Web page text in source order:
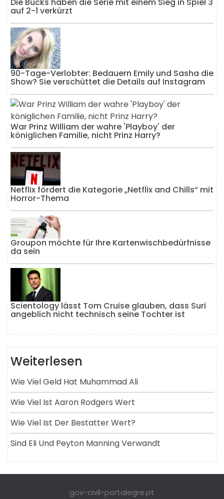
auf 2-1 verkürzt
90-Tage-Verlobter: Bedauern Emily und Sasha die
Show? Sie verschüttet die Details auf Instagram
War Prinz William der wahre 'Playboy' der
königlichen Familie, nicht Prinz Harry?
Netflix fördert die Kategorie „Netflix and Chills“ mit
Horror-Thema
Groupon möchte für Ihre Kartenwischbedürfnisse
da sein
Scientology lässt Tom Cruise glauben, dass Suri
angeblich nicht technisch seine Tochter ist
Weiterlesen
Wie Viel Geld Hat Muhammad Ali
Wie Viel Ist Aaron Rodgers Wert
Wie Viel Ist Der Bestatter Wert?
Sind Eli Und Peyton Manning Verwandt
gov-civil-portalegre.pt